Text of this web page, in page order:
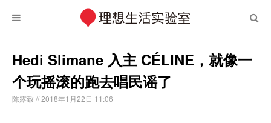
Hedi Slimane 入主 CÉLINE，就像一
个玩摇滚的跑去唱民谣了
陈露致// 2018年1月22日 11:06